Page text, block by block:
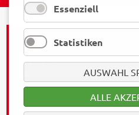
Essenziell
Statistiken
AUSWAHL
ALLE